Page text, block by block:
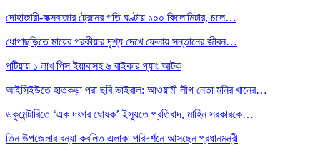
দোহাজারী-কক্সবাজার ট্রেনের গতি ঘণ্টায় ১০০ কিলোমিটার, চলে…
ধোপাছড়িতে মায়ের পরকীয়ার দৃশ্য দেখে ফেলায় সন্তানের জীবন…
পটিয়ায় ১ লাখ পিস ইয়াবাসহ ৬ বাইকার গ্যাং আটক
আইসিইউতে হাতকড়া পরা ছবি ভাইরাল: আওয়ামী লীগ নেতা মনির খানের…
ডকুমেন্টারিতে ‘এক দফার ঘোষক’ ইস্যুতে প্রতিবাদ, মাহিন সরকারকে…
তিন উপজেলার বন্যা কবলিত এলাকা পরিদর্শনে আসছেন প্রধানমন্ত্রী